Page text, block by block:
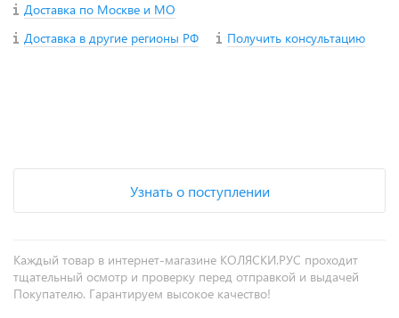
Доставка по Москве и МО
Доставка в другие регионы РФ
Получить консультацию
Узнать о поступлении
Каждый товар в интернет-магазине КОЛЯСКИ.РУС проходит
тщательный осмотр и проверку перед отправкой и выдачей
Покупателю. Гарантируем высокое качество!